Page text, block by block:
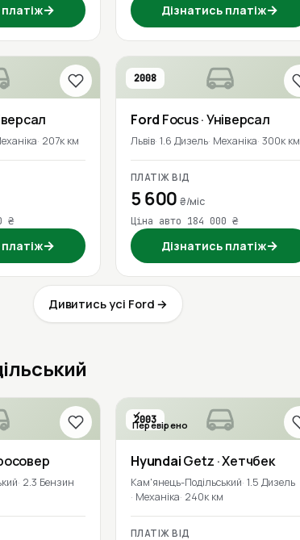
→ Дізнатись платіж→
207к км
₴
→
2008
Ford Focus· Універсал
Львів 1.6 Дизель Механіка 300к км
ПЛАТІЖ ВІД
5 600₴/міс
Ціна авто 184 000 ₴
Дізнатись платіж→
Дивитись усі Ford →
2.3 Бензин
2003
Перевірено
HyundaiGetz · Хетчбек
Кам'янець-Подільський 1.5 Дизель
Механіка 240к км
ПЛАТІЖ ВІД